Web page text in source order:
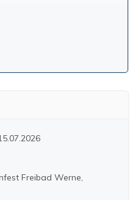
Freibad Werne,